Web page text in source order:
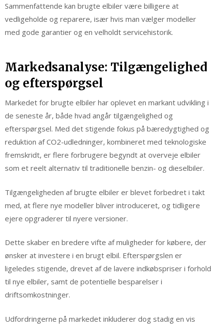
Sammenfattende kan brugte elbiler være billigere at
vedligeholde og reparere, især hvis man vælger modeller
med gode garantier og en velholdt servicehistorik.
Markedsanalyse: Tilgængelighed
og efterspørgsel
Markedet for brugte elbiler har oplevet en markant udvikling i
de seneste år, både hvad angår tilgængelighed og
efterspørgsel. Med det stigende fokus på bæredygtighed og
reduktion af CO2-udledninger, kombineret med teknologiske
fremskridt, er flere forbrugere begyndt at overveje elbiler
som et reelt alternativ til traditionelle benzin- og dieselbiler.
Tilgængeligheden af brugte elbiler er blevet forbedret i takt
med, at flere nye modeller bliver introduceret, og tidligere
ejere opgraderer til nyere versioner.
Dette skaber en bredere vifte af muligheder for købere, der
ønsker at investere i en brugt elbil. Efterspørgslen er
ligeledes stigende, drevet af de lavere indkøbspriser i forhold
til nye elbiler, samt de potentielle besparelser i
driftsomkostninger.
Udfordringerne på markedet inkluderer dog stadig en vis